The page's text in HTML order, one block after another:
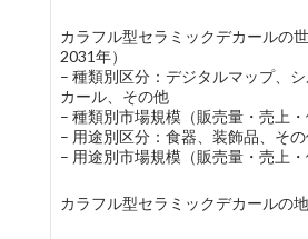
カラフル型セラミックデカールの
2031年）
– 種類別区分：デジタルマップ、
カール、その他
– 種類別市場規模（販売量・売上・
– 用途別区分：食器、装飾品、そ
– 用途別市場規模（販売量・売上・
カラフル型セラミックデカールの